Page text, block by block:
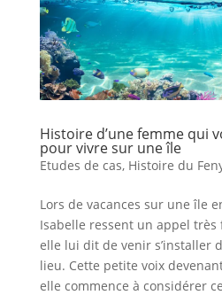
Histoire d’une femme qui
pour vivre sur une île
Etudes de cas, Histoire du
Lors de vacances sur une île
Isabelle ressent un appel
elle lui dit de venir s’installer
lieu. Cette petite voix
elle commence à considérer